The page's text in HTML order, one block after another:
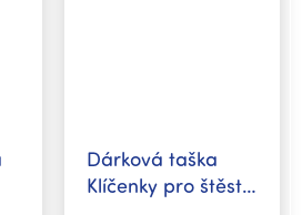
Dárková taška
Klíčenky pro štěstí,